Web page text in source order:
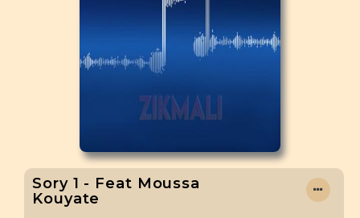
Sory 1 - Feat Moussa
Kouyate